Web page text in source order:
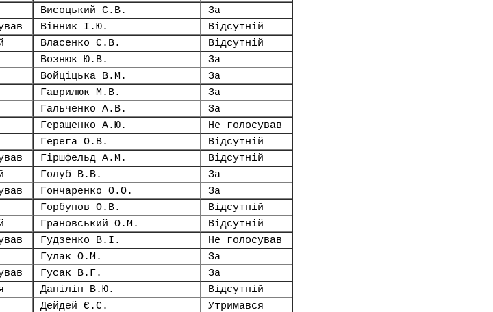
Висоцький С.В.
За
Вінник І.Ю.
Відсутній
Власенко С.В.
Відсутній
Вознюк Ю.В.
За
Войціцька В.М.
За
Гаврилюк М.В.
За
Гальченко А.В.
За
Геращенко А.Ю.
Не голосував
Герега О.В.
Відсутній
Гіршфельд А.М.
Відсутній
Голуб В.В.
За
Гончаренко О.О.
За
Горбунов О.В.
Відсутній
Грановський О.М.
Відсутній
Гудзенко В.І.
Не голосував
Гулак О.М.
За
Гусак В.Г.
За
Данілін В.Ю.
Відсутній
Дейдей Є.С.
Утримався